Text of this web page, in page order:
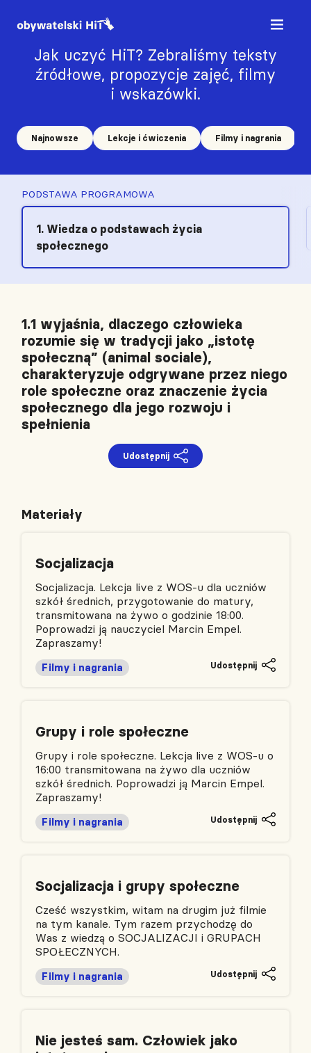
Jak uczyć HiT? Zebraliśmy teksty
źródłowe, propozycje zajęć, filmy
i wskazówki.
Najnowsze Lekcje i ćwiczenia Filmy i nagrania
PODSTAWA PROGRAMOWA
1. Wiedza o podstawach życia
społecznego
1.1 wyjaśnia, dlaczego człowieka
rozumie się w tradycji jako „istotę
społeczną” (animal sociale),
charakteryzuje odgrywane przez niego
role społeczne oraz znaczenie życia
społecznego dla jego rozwoju i
spełnienia
Udostępnij
Materiały
Socjalizacja
Socjalizacja. Lekcja live z WOS-u dla uczniów
szkół średnich, przygotowanie do matury,
transmitowana na żywo o godzinie 18:00.
Poprowadzi ją nauczyciel Marcin Empel.
Zapraszamy!
Filmy i nagrania Udostępnij
Grupy i role społeczne
Grupy i role społeczne. Lekcja live z WOS-u o
16:00 transmitowana na żywo dla uczniów
szkół średnich. Poprowadzi ją Marcin Empel.
Zapraszamy!
Filmy i nagrania Udostępnij
Socjalizacja i grupy społeczne
Cześć wszystkim, witam na drugim już filmie
na tym kanale. Tym razem przychodzę do
Was z wiedzą o SOCJALIZACJI i GRUPACH
SPOŁECZNYCH.
Filmy i nagrania Udostępnij
Nie jesteś sam. Człowiek jako